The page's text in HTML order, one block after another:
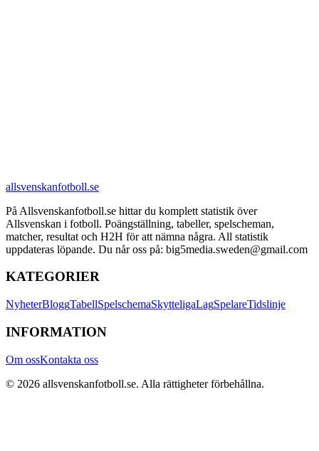
allsvenskanfotboll.se
På Allsvenskanfotboll.se hittar du komplett statistik över
Allsvenskan i fotboll. Poängställning, tabeller, spelscheman,
matcher, resultat och H2H för att nämna några. All statistik
uppdateras löpande. Du når oss på: big5media.sweden@gmail.com
KATEGORIER
NyheterBloggTabellSpelschemaSkytteligaLagSpelareTidslinje
INFORMATION
Om ossKontakta oss
© 2026 allsvenskanfotboll.se. Alla rättigheter förbehållna.